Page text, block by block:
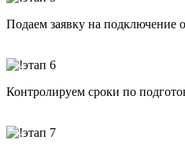
Подаем заявку на подключение
Контролируем сроки по